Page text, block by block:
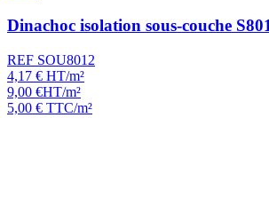
Dinachoc isolation sous-couche
REF SOU8012
4,17 € HT/m²
9,00 €HT/m²
5,00 € TTC/m²